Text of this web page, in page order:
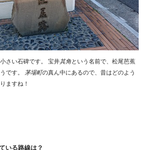
さい石碑です。 宝井其角という名前で、松尾芭蕉
です。 茅場町の真ん中にあるので、昔はどのよう
ますね！
いる路線は？